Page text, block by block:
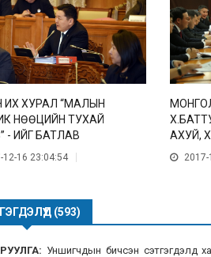
ИХ ХУРАЛ “МАЛЫН
НӨӨЦИЙН ТУХАЙ
- ИЙГ БАТЛАВ
12-16 23:04:54
АХУЙ,
(593)
Уншигчдын бичсэн сэтгэгдэлд